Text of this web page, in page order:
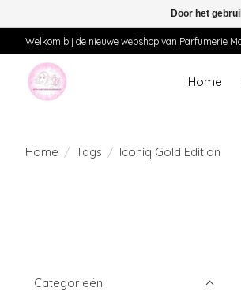
Welkom bij de nieuwe webshop van Parfumerie
Home
Home / Tags / Iconiq Gold Edition
Categorieën
Door het